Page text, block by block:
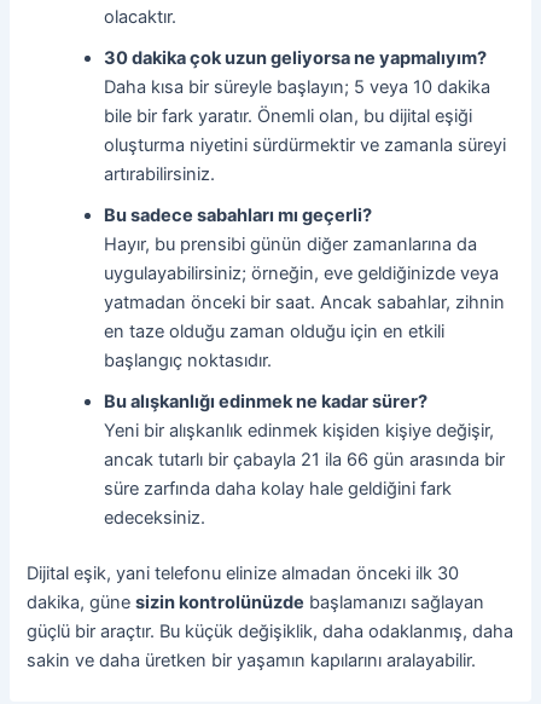
olacaktır.
30 dakika çok uzun geliyorsa ne yapmalıyım?
Daha kısa bir süreyle başlayın; 5 veya 10 dakika
bile bir fark yaratır. Önemli olan, bu dijital eşiği
oluşturma niyetini sürdürmektir ve zamanla süreyi
artırabilirsiniz.
Bu sadece sabahları mı geçerli?
Hayır, bu prensibi günün diğer zamanlarına da
uygulayabilirsiniz; örneğin, eve geldiğinizde veya
yatmadan önceki bir saat. Ancak sabahlar, zihnin
en taze olduğu zaman olduğu için en etkili
başlangıç noktasıdır.
Bu alışkanlığı edinmek ne kadar sürer?
Yeni bir alışkanlık edinmek kişiden kişiye değişir,
ancak tutarlı bir çabayla 21 ila 66 gün arasında bir
süre zarfında daha kolay hale geldiğini fark
edeceksiniz.
Dijital eşik, yani telefonu elinize almadan önceki ilk 30
dakika, günesizin kontrolünüzde başlamanızı sağlayan
güçlü bir araçtır. Bu küçük değişiklik, daha odaklanmış, daha
sakin ve daha üretken bir yaşamın kapılarını aralayabilir.